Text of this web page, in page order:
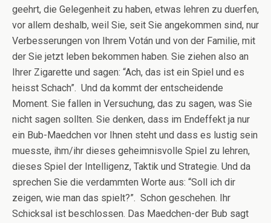
geehrt, die Gelegenheit zu haben, etwas lehren zu duerfen,
vor allem deshalb, weil Sie, seit Sie angekommen sind, nur
Verbesserungen von Ihrem Votán und von der Familie, mit
der Sie jetzt leben bekommen haben. Sie ziehen also an
Ihrer Zigarette und sagen: “Ach, das ist ein Spiel und es
heisst Schach”. Und da kommt der entscheidende
Moment. Sie fallen in Versuchung, das zu sagen, was Sie
nicht sagen sollten. Sie denken, dass im Endeffekt ja nur
ein Bub-Maedchen vor Ihnen steht und dass es lustig sein
muesste, ihm/ihr dieses geheimnisvolle Spiel zu lehren,
dieses Spiel der Intelligenz, Taktik und Strategie. Und da
sprechen Sie die verdammten Worte aus: “Soll ich dir
zeigen, wie man das spielt?”. Schon geschehen. Ihr
Schicksal ist beschlossen. Das Maedchen-der Bub sagt